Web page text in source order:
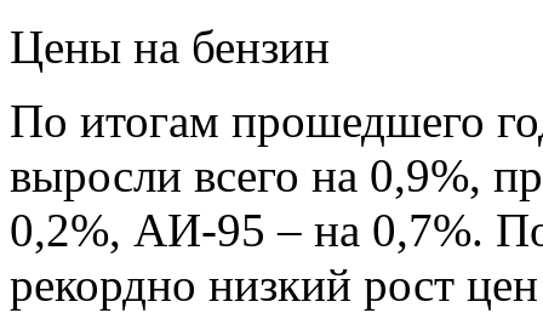
Цены на бензин
По итогам прошедшего
выросли всего на 0,9%,
0,2%, АИ-95 – на 0,7%.
рекордно низкий рост цен